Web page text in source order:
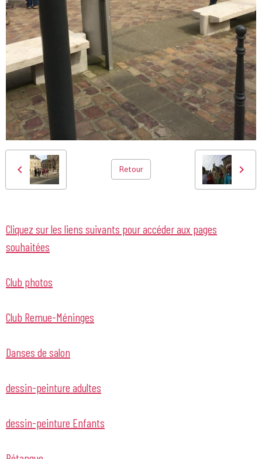
Retour
Cliquez sur les liens suivants pour accéder aux pages
souhaitées
Club photos
Club Remue-Méninges
Danses de salon
dessin-peinture adultes
dessin-peinture Enfants